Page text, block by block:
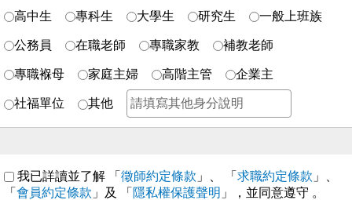
高中生 專科生 大學生 研究生 一般上班族
公務員 在職老師 專職家教 補教老師
專職褓母 家庭主婦 高階主管 企業主
社福單位 其他
我已詳讀並了解 「 徵師約定條款 」、 「 求職約定條款 」、
「 會員約定條款 」及 「 隱私權保護聲明 」，並同意遵守 。